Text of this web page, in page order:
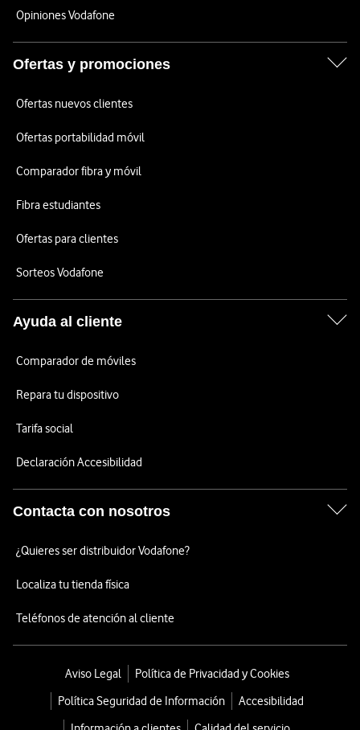
Opiniones Vodafone
Ofertas y promociones
Ofertas nuevos clientes
Ofertas portabilidad móvil
Comparador fibra y móvil
Fibra estudiantes
Ofertas para clientes
Sorteos Vodafone
Ayuda al cliente
Comparador de móviles
Repara tu dispositivo
Tarifa social
Declaración Accesibilidad
Contacta con nosotros
¿Quieres ser distribuidor Vodafone?
Localiza tu tienda física
Teléfonos de atención al cliente
Aviso Legal
Política de Privacidad y Cookies
Política Seguridad de Información
Accesibilidad